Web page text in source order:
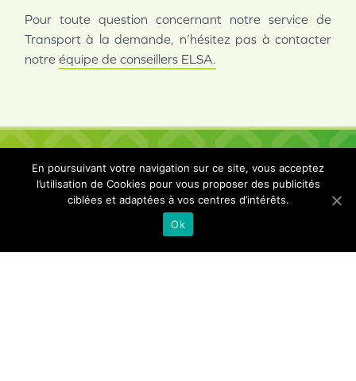
INFOSTRAFIC
Pour toute question concernant notre service de
Transport à la demande, n’hésitez pas à contacter
notre équipe de conseillers ELSA.
En poursuivant votre navigation sur ce site, vous acceptez
l’utilisation de Cookies pour vous proposer des publicités
ciblées et adaptées à vos centres d’intérêts.
Ok